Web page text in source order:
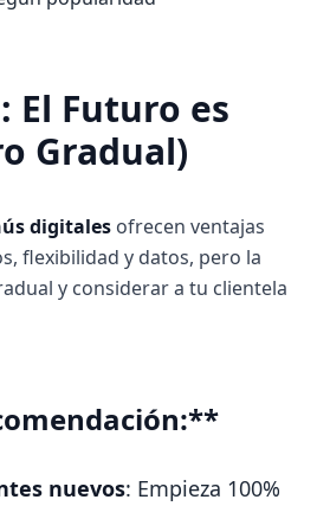
El Futuro es
Gradual)
digitales ofrecen ventajas
flexibilidad y datos, pero la
y considerar a tu clientela
nuevos: Empieza 100%